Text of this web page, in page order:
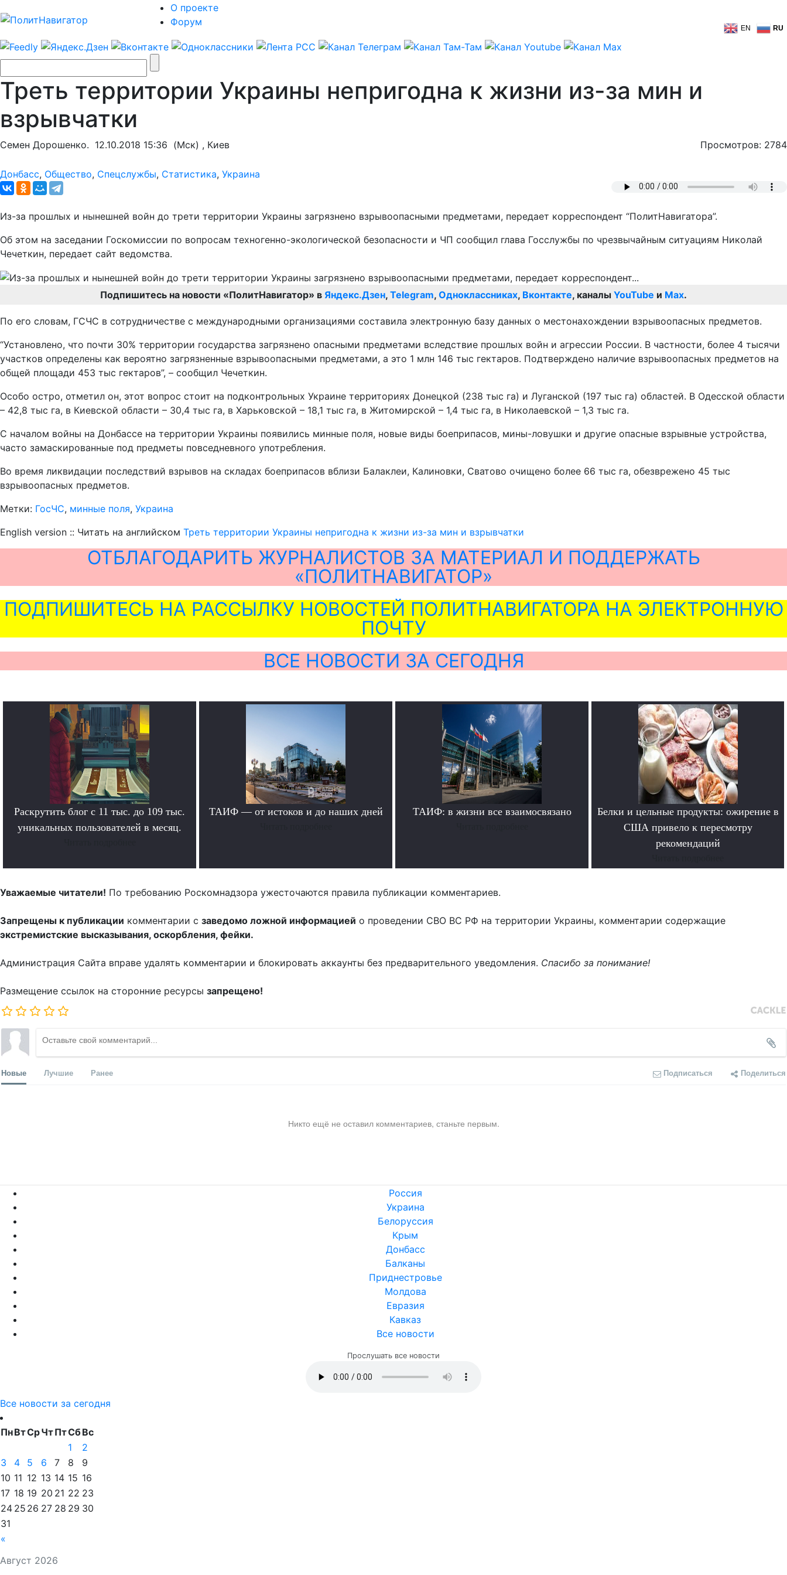
О проекте
Форум
EN RU
Треть территории Украины непригодна к жизни из-за мин и
взрывчатки
Семен Дорошенко. 12.10.2018 15:36 (Мск) , Киев Просмотров: 2784
Донбасс, Общество, Спецслужбы, Статистика, Украина
Из-за прошлых и нынешней войн до трети территории Украины загрязнено взрывоопасными предметами, передает корреспондент “ПолитНавигатора”.
Об этом на заседании Госкомиссии по вопросам техногенно-экологической безопасности и ЧП сообщил глава Госслужбы по чрезвычайным ситуациям Николай
Чечеткин, передает сайт ведомства.
Подпишитесь на новости «ПолитНавигатор» в Яндекс.Дзен, Telegram, Одноклассниках, Вконтакте, каналы YouTube и Max.
По его словам, ГСЧС в сотрудничестве с международными организациями составила электронную базу данных о местонахождении взрывоопасных предметов.
“Установлено, что почти 30% территории государства загрязнено опасными предметами вследствие прошлых войн и агрессии России. В частности, более 4 тысячи
участков определены как вероятно загрязненные взрывоопасными предметами, а это 1 млн 146 тыс гектаров. Подтверждено наличие взрывоопасных предметов на
общей площади 453 тыс гектаров”, – сообщил Чечеткин.
Особо остро, отметил он, этот вопрос стоит на подконтрольных Украине территориях Донецкой (238 тыс га) и Луганской (197 тыс га) областей. В Одесской области
– 42,8 тыс га, в Киевской области – 30,4 тыс га, в Харьковской – 18,1 тыс га, в Житомирской – 1,4 тыс га, в Николаевской – 1,3 тыс га.
С началом войны на Донбассе на территории Украины появились минные поля, новые виды боеприпасов, мины-ловушки и другие опасные взрывные устройства,
часто замаскированные под предметы повседневного употребления.
Во время ликвидации последствий взрывов на складах боеприпасов вблизи Балаклеи, Калиновки, Сватово очищено более 66 тыс га, обезврежено 45 тыс
взрывоопасных предметов.
Метки: ГосЧС, минные поля, Украина
English version :: Читать на английском Треть территории Украины непригодна к жизни из-за мин и взрывчатки
ОТБЛАГОДАРИТЬ ЖУРНАЛИСТОВ ЗА МАТЕРИАЛ И ПОДДЕРЖАТЬ
«ПОЛИТНАВИГАТОР»
ПОДПИШИТЕСЬ НА РАССЫЛКУ НОВОСТЕЙ ПОЛИТНАВИГАТОРА НА ЭЛЕКТРОННУЮ
ПОЧТУ
ВСЕ НОВОСТИ ЗА СЕГОДНЯ
Раскрутить блог с 11 тыс. до 109 тыс.
уникальных пользователей в месяц.
ТАИФ — от истоков и до наших дней ТАИФ: в жизни все взаимосвязано
Белки и цельные продукты: ожирение в
США привело к пересмотру
рекомендаций
Уважаемые читатели! По требованию Роскомнадзора ужесточаются правила публикации комментариев.
Запрещены к публикации комментарии с заведомо ложной информацией о проведении СВО ВС РФ на территории Украины, комментарии содержащие
экстремистские высказывания, оскорбления, фейки.
Администрация Сайта вправе удалять комментарии и блокировать аккаунты без предварительного уведомления. Спасибо за понимание!
Размещение ссылок на сторонние ресурсы запрещено!
Новые Лучшие Ранее Подписаться Поделиться
Никто ещё не оставил комментариев, станьте первым.
Россия
Украина
Белоруссия
Крым
Донбасс
Балканы
Приднестровье
Молдова
Евразия
Кавказ
Все новости
Прослушать все новости
Все новости за сегодня
Август 2026
ПнВтСрЧтПтСбВс
«
1
2
3
4 5 6 7 8
9
10 11 12 13 14 15 16
17 18 19 20 21 22 23
24 25 26 27 28 29 30
31